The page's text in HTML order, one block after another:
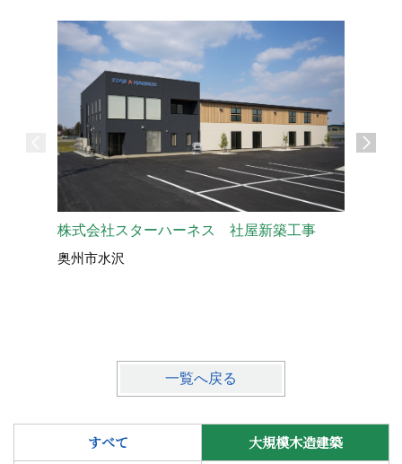
株式会社スターハーネス 社屋新築工事
奥州市水沢
一覧へ戻る
すべて
大規模木造建築